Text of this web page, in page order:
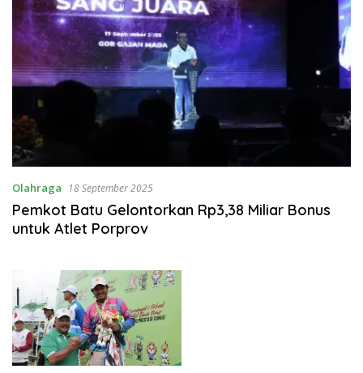
Olahraga 18 September 2025
Pemkot Batu Gelontorkan Rp3,38 Miliar Bonus
untuk Atlet Porprov